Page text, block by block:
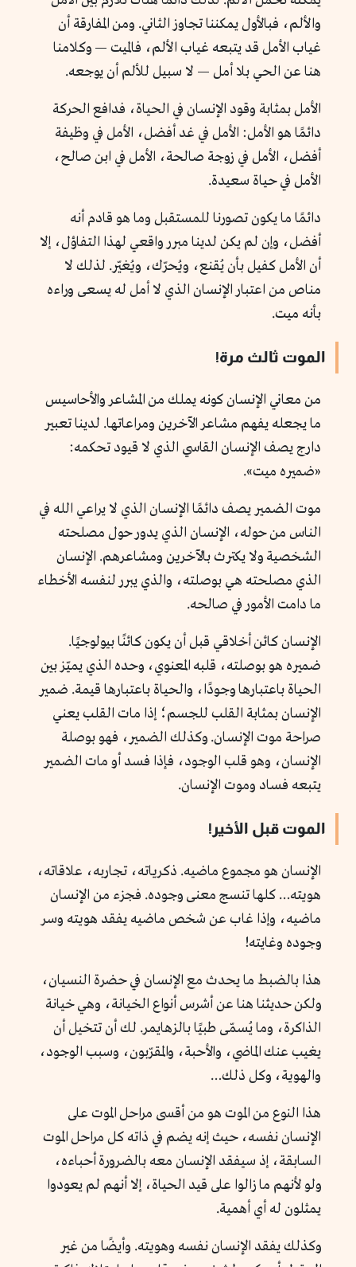
والألم، فبالأول يمكننا تجاوز الثاني. ومن المفارقة أن
غياب الأمل قد يتبعه غياب الألم، فالميت — وكلامنا
هنا عن الحي بلا أمل — لا سبيل للألم أن يوجعه.
الأمل بمثابة وقود الإنسان في الحياة، فدافع الحركة
دائمًا هو الأمل: الأمل في غد أفضل، الأمل في وظيفة
أفضل، الأمل في زوجة صالحة، الأمل في ابن صالح،
الأمل في حياة سعيدة.
دائمًا ما يكون تصورنا للمستقبل وما هو قادم أنه
أفضل، وإن لم يكن لدينا مبرر واقعي لهذا التفاؤل، إلا
أن الأمل كفيل بأن يُقنع، ويُحرّك، ويُغيّر. لذلك لا
مناص من اعتبار الإنسان الذي لا أمل له يسعى وراءه
بأنه ميت.
الموت ثالث مرة!
من معاني الإنسان كونه يملك من المشاعر والأحاسيس
ما يجعله يفهم مشاعر الآخرين ومراعاتها. لدينا تعبير
دارج يصف الإنسان القاسي الذي لا قيود تحكمه:
«ضميره ميت».
موت الضمير يصف دائمًا الإنسان الذي لا يراعي الله في
الناس من حوله، الإنسان الذي يدور حول مصلحته
الشخصية ولا يكترث بالآخرين ومشاعرهم. الإنسان
الذي مصلحته هي بوصلته، والذي يبرر لنفسه الأخطاء
ما دامت الأمور في صالحه.
الإنسان كائن أخلاقي قبل أن يكون كائنًا بيولوجيًا.
ضميره هو بوصلته، قلبه المعنوي، وحده الذي يميّز بين
الحياة باعتبارها وجودًا، والحياة باعتبارها قيمة. ضمير
الإنسان بمثابة القلب للجسم؛ إذا مات القلب يعني
صراحة موت الإنسان. وكذلك الضمير، فهو بوصلة
الإنسان، وهو قلب الوجود، فإذا فسد أو مات الضمير
يتبعه فساد وموت الإنسان.
الموت قبل الأخير!
الإنسان هو مجموع ماضيه. ذكرياته، تجاربه، علاقاته،
هويته… كلها تنسج معنى وجوده. فجزء من الإنسان
ماضيه، وإذا غاب عن شخص ماضيه يفقد هويته وسر
وجوده وغايته!
هذا بالضبط ما يحدث مع الإنسان في حضرة النسيان،
ولكن حديثنا هنا عن أشرس أنواع الخيانة، وهي خيانة
الذاكرة، وما يُسمّى طبيًا بالزهايمر. لك أن تتخيل أن
يغيب عنك الماضي، والأحبة، والمقرّبون، وسبب الوجود،
والهوية، وكل ذلك…
هذا النوع من الموت هو من أقسى مراحل الموت على
الإنسان نفسه، حيث إنه يضم في ذاته كل مراحل الموت
السابقة، إذ سيفقد الإنسان معه بالضرورة أحباءه،
ولو لأنهم ما زالوا على قيد الحياة، إلا أنهم لم يعودوا
يمثلون له أي أهمية.
وكذلك يفقد الإنسان نفسه وهويته. وأيضًا من غير